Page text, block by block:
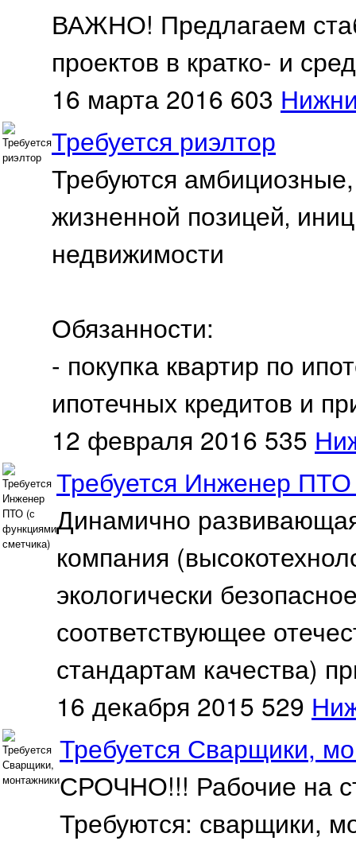
ВАЖНО! Предлагаем
проектов в кратко- и
16 марта 2016 603
Требуется риэлтор
Требуются
жизненной позицей‚
недвижимости
Обязанности:
- покупка квартир по
ипотечных кредитов и
12 февраля 2016 535
Требуется Инженер
Динамично
компания
экологически
соответствующее
стандартам качества)
16 декабря 2015 529
Требуется Сварщики,
СРОЧНО!!! Рабочие на
Требуются: сварщики,